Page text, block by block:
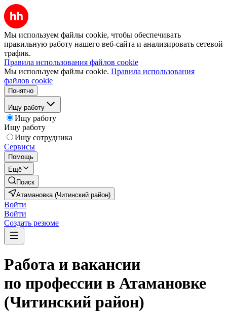
Мы используем файлы cookie, чтобы обеспечивать
правильную работу нашего веб-сайта и анализировать сетевой
трафик.
Правила использования файлов cookie
Мы используем файлы cookie. Правила использования
файлов cookie
Понятно
Ищу работу
Ищу работу
Ищу работу
Ищу сотрудника
Сервисы
Помощь
Ещё
Поиск
Атамановка (Читинский район)
Войти
Войти
Создать резюме
Работа и вакансии
по профессии в Атамановке
(Читинский район)